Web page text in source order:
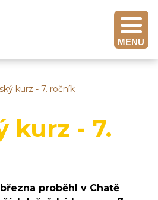
MENU
kurz - 7. ročník
kurz - 7.
proběhl v Chatě